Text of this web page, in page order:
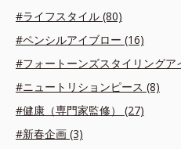
#ライフスタイル (80)
#ペンシルアイブロー (16)
#フォートーンズスタイリングア
#ニュートリションピース (8)
#健康（専門家監修） (27)
#新春企画 (3)